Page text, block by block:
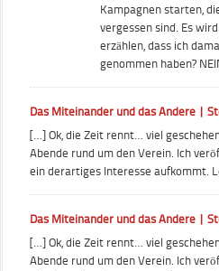
Kampagnen starten,
vergessen sind. Es
erzählen, dass ich
genommen haben?
Das Miteinander und das Andere |
[…] Ok, die Zeit rennt… viel
Abende rund um den Verein. Ich
ein derartiges Interesse aufkommt.
Das Miteinander und das Andere |
[…] Ok, die Zeit rennt… viel
Abende rund um den Verein. Ich